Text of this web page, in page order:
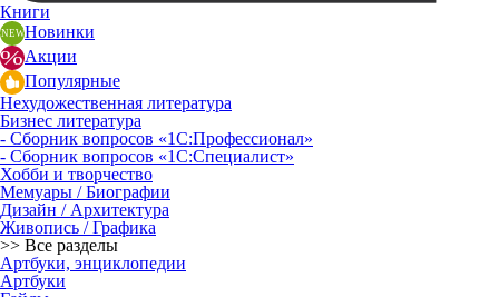
Книги
Новинки
Акции
Популярные
Нехудожественная литература
Бизнес литература
- Сборник вопросов «1С:Профессионал»
- Сборник вопросов «1С:Специалист»
Хобби и творчество
Мемуары / Биографии
Дизайн / Архитектура
Живопись / Графика
>> Все разделы
Артбуки, энциклопедии
Артбуки